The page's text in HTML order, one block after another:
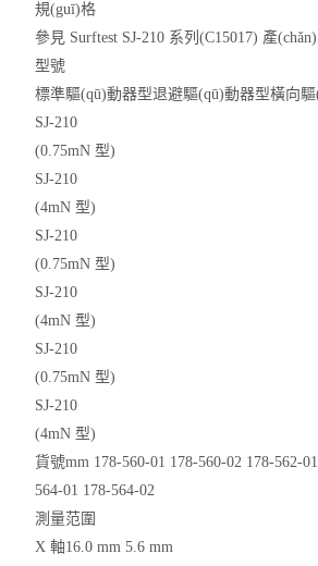
硬度計
三次元
粗糙度儀
工具顯微鏡
三豐量具
電子衡器
花崗石,大理石
扭力測試儀
EV2515
規(guī)格
參見 Surftest SJ-210 系列(C15017) 產
型號
標準驅(qū)動器型退避驅(qū)動器型橫向
SJ-210
(0.75mN 型)
SJ-210
(4mN 型)
SJ-210
(0.75mN 型)
SJ-210
(4mN 型)
SJ-210
(0.75mN 型)
SJ-210
(4mN 型)
貨號mm 178-560-01 178-560-02 178-562-
564-01 178-564-02
測量范圍
X 軸16.0 mm 5.6 mm